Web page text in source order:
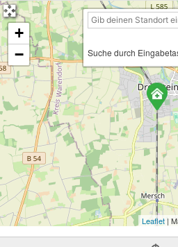
+
−
Suche durch
Leaflet |